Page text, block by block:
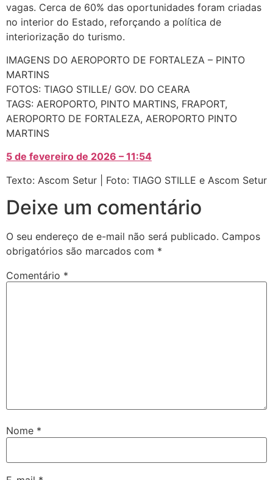
vagas. Cerca de 60% das oportunidades foram criadas
no interior do Estado, reforçando a política de
interiorização do turismo.
IMAGENS DO AEROPORTO DE FORTALEZA – PINTO
MARTINS
FOTOS: TIAGO STILLE/ GOV. DO CEARA
TAGS: AEROPORTO, PINTO MARTINS, FRAPORT,
AEROPORTO DE FORTALEZA, AEROPORTO PINTO
MARTINS
5 de fevereiro de 2026 – 11:54
Texto: Ascom Setur | Foto: TIAGO STILLE e Ascom Setur
Deixe um comentário
O seu endereço de e-mail não será publicado. Campos
obrigatórios são marcados com *
Comentário *
Nome *